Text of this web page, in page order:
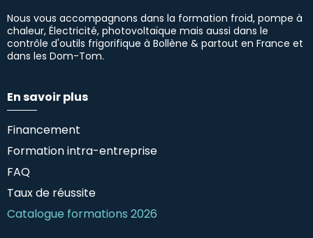
Nous vous accompagnons dans la formation froid, pompe à
chaleur, Électricité, photovoltaïque mais aussi dans le
contrôle d'outils frigorifique à Bollène & partout en France et
dans les Dom-Tom.
En savoir plus
Financement
Formation intra-entreprise
FAQ
Taux de réussite
Catalogue formations 2026